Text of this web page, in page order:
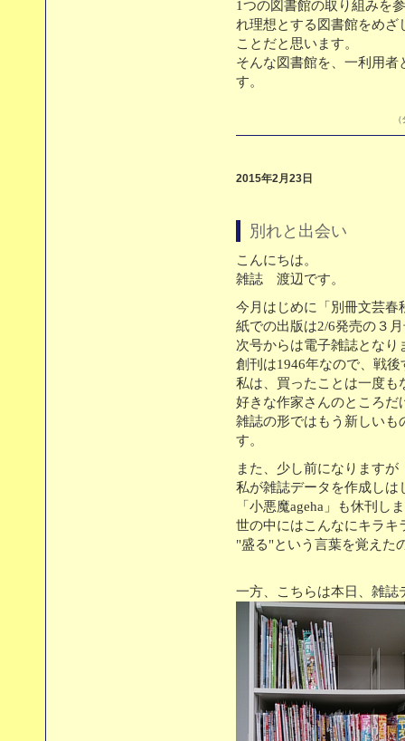
1つの図書館の取り組みを
れ理想とする図書館をめ
ことだと思います。
そんな図書館を、一利用
す。
2015年2月23日
別れと出会い
こんにちは。
雑誌 渡辺です。
今月はじめに「別冊文芸春
紙での出版は2/6発売の３
次号からは電子雑誌となり
創刊は1946年なので、戦後
私は、買ったことは一度も
好きな作家さんのところだ
雑誌の形ではもう新しいも
す。
また、少し前になりますが
私が雑誌データを作成しは
「小悪魔ageha」も休刊し
世の中にはこんなにキラキ
"盛る"という言葉を覚えた
一方、こちらは本日、雑誌